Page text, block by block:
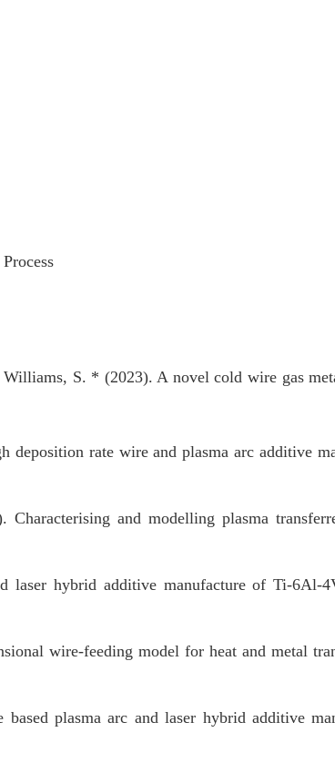
S. * (2023). A novel cold wire gas
rate wire and plasma arc additive
and modelling plasma
hybrid additive manufacture of Ti-6Al-
wire-feeding model for heat and metal
plasma arc and laser hybrid additive